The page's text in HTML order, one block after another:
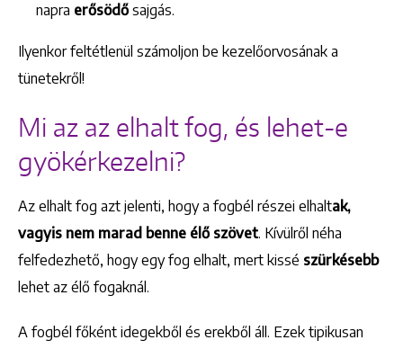
napra erősödő sajgás.
Ilyenkor feltétlenül számoljon be kezelőorvosának a
tünetekről!
Mi az az elhalt fog, és lehet-e
gyökérkezelni?
Az elhalt fog azt jelenti, hogy a fogbél részei elhaltak,
vagyis nem marad benne élő szövet. Kívülről néha
felfedezhető, hogy egy fog elhalt, mert kissé szürkésebb
lehet az élő fogaknál.
A fogbél főként idegekből és erekből áll. Ezek tipikusan